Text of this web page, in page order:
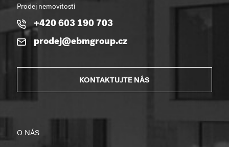
Prodej nemovitostí
+420 603 190 703
prodej@ebmgroup.cz
KONTAKTUJTE NÁS
O NÁS